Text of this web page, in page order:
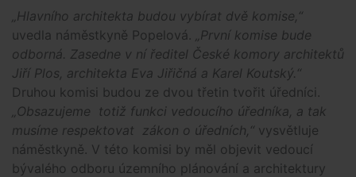
„Hlavního architekta budou vybírat dvě komise,“
uvedla náměstkyně Popelová.
„První komise bude
odborná. Zasedne v ní ředitel České komory architektů
Jiří Plos, architekta Eva Jiřičná a Karel Koutský.“
Druhou komisi budou ze dvou třetin tvořit úředníci.
„Obsazujeme totiž funkci vedoucího úředníka, a tak
musíme respektovat zákon o úředních,“ vysvětluje
náměstkyně. V této komisi by měl objevit vedoucí
bývalého odboru územního plánování a architektury